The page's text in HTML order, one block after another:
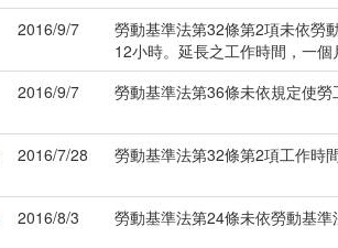
2016/9/7
勞動基準法第32條第2項未依勞
12小時。延長之工作時間，一
2016/9/7 勞動基準法第36條未依規定使
2016/7/28 勞動基準法第32條第2項工作時
2016/8/3 勞動基準法第24條未依勞動基